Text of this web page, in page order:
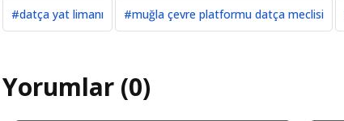
#datça yat limanı #muğla çevre platformu datça meclisi
Yorumlar (0)